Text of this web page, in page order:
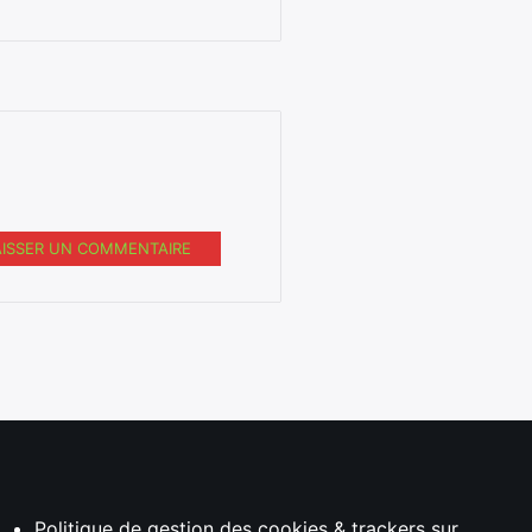
UN COMMENTAIRE